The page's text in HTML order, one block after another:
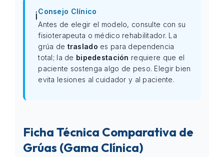
ℹ️Consejo Clínico
Antes de elegir el modelo, consulte con su
fisioterapeuta o médico rehabilitador. La
grúa de traslado es para dependencia
total; la de bipedestación requiere que el
paciente sostenga algo de peso. Elegir bien
evita lesiones al cuidador y al paciente.
Ficha Técnica Comparativa de
Grúas (Gama Clínica)